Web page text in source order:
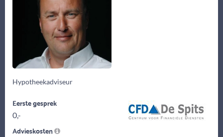
Hypotheekadviseur
Eerste gesprek
0,-
Advieskosten